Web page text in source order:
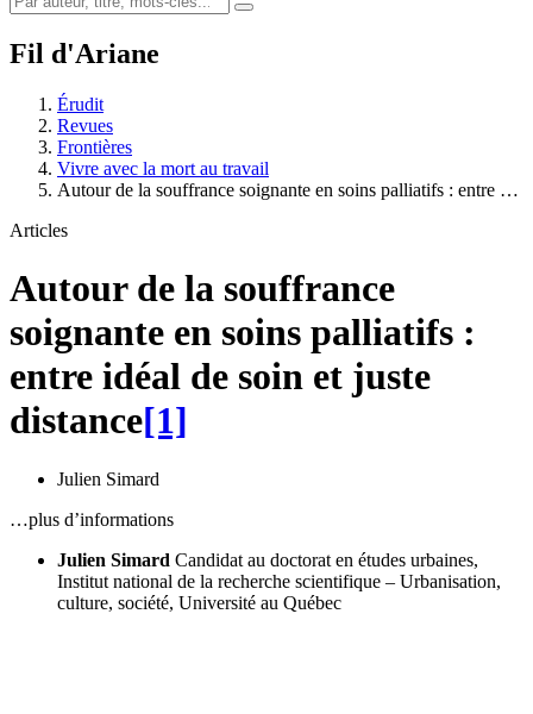
Fil d'Ariane
Érudit
Revues
Frontières
Vivre avec la mort au travail
Autour de la souffrance soignante en soins palliatifs : entre …
Articles
Autour de la souffrance
soignante en soins palliatifs :
entre idéal de soin et juste
distance[1]
Julien Simard
…plus d’informations
Julien Simard Candidat au doctorat en études urbaines,
Institut national de la recherche scientifique – Urbanisation,
culture, société, Université au Québec